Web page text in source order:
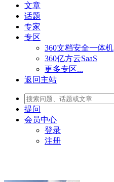
文章
话题
专家
专区
360文档安全一体机
360亿方云SaaS
更多专区...
返回主站
提问
会员中心
登录
注册